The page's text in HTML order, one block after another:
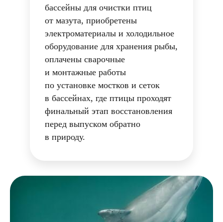
бассейны для очистки птиц
от мазута, приобретены
электроматериалы и холодильное
оборудование для хранения рыбы,
оплачены сварочные
и монтажные работы
по установке мостков и сеток
в бассейнах, где птицы проходят
финальный этап восстановления
перед выпуском обратно
в природу.